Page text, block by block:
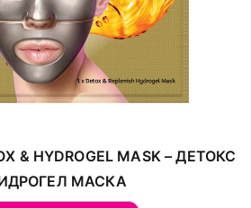
& HYDROGEL MASK – ДЕТОКС
МАСКА